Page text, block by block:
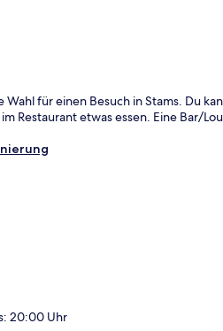
für einen Besuch in Stams. Du
Restaurant etwas essen. Eine Bar/
20:00 Uhr